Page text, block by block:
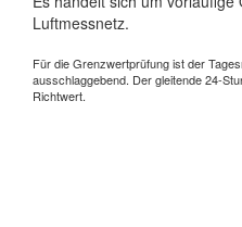
Luftmessnetz.
Für die Grenzwertprüfung ist der
ausschlaggebend. Der gleitende 24-
Richtwert.